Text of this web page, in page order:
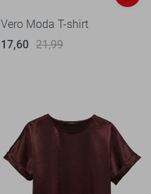
Vero Moda T-shirt
17,60 21,99